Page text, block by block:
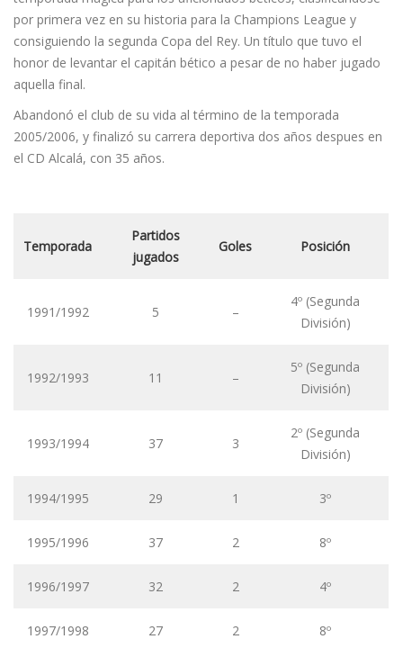
por primera vez en su historia para la Champions League y
consiguiendo la segunda Copa del Rey. Un título que tuvo el
honor de levantar el capitán bético a pesar de no haber jugado
aquella final.
Abandonó el club de su vida al término de la temporada
2005/2006, y finalizó su carrera deportiva dos años despues en
el CD Alcalá, con 35 años.
Temporada
Partidos
jugados
Goles Posición
1991/1992 5 –
4º (Segunda
División)
1992/1993 11 –
5º (Segunda
División)
1993/1994 37 3
2º (Segunda
División)
1994/1995 29 1 3º
1995/1996 37 2 8º
1996/1997 32 2 4º
1997/1998 27 2 8º